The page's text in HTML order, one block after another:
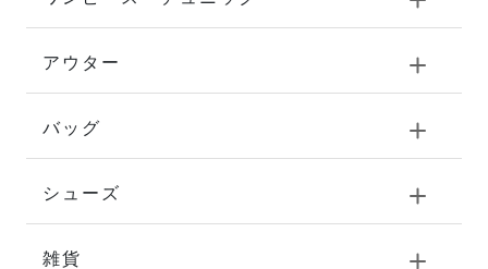
アウター
バッグ
シューズ
雑貨